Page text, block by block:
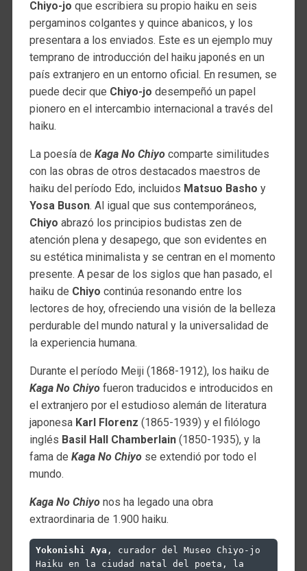
Chiyo-jo que escribiera su propio haiku en seis
pergaminos colgantes y quince abanicos, y los
presentara a los enviados. Este es un ejemplo muy
temprano de introducción del haiku japonés en un
país extranjero en un entorno oficial. En resumen, se
puede decir que Chiyo-jo desempeñó un papel
pionero en el intercambio internacional a través del
haiku.
La poesía de Kaga No Chiyocomparte similitudes
con las obras de otros destacados maestros de
haiku del período Edo, incluidos Matsuo Basho y
Yosa Buson. Al igual que sus contemporáneos,
Chiyo abrazó los principios budistas zen de
atención plena y desapego, que son evidentes en
su estética minimalista y se centran en el momento
presente. A pesar de los siglos que han pasado, el
haiku de Chiyo continúa resonando entre los
lectores de hoy, ofreciendo una visión de la belleza
perdurable del mundo natural y la universalidad de
la experiencia humana.
Durante el período Meiji (1868-1912), los haiku de
Kaga No Chiyofueron traducidos e introducidos en
el extranjero por el estudioso alemán de literatura
japonesa Karl Florenz (1865-1939) y el filólogo
inglés Basil Hall Chamberlain(1850-1935), y la
fama de Kaga No Chiyose extendió por todo el
mundo.
Kaga No Chiyonos ha legado una obra
extraordinaria de 1.900 haiku.
Yokonishi Aya , curador del Museo Chiyo-jo
Haiku en la ciudad natal del poeta, la